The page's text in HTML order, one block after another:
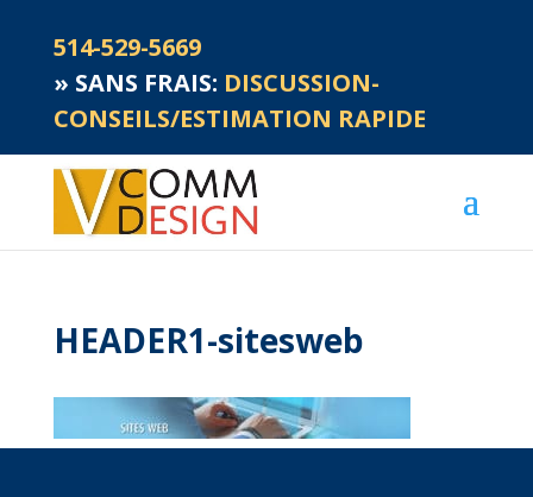
514-529-5669
» SANS FRAIS: DISCUSSION-
CONSEILS/ESTIMATION RAPIDE
HEADER1-sitesweb